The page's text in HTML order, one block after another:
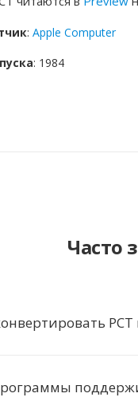
: Apple Computer
: 1984
Часто
PCT